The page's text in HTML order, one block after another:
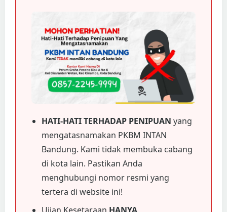
HATI-HATI TERHADAP PENIPUAN yang
mengatasnamakan PKBM INTAN
Bandung. Kami tidak membuka cabang
di kota lain. Pastikan Anda
menghubungi nomor resmi yang
tertera di website ini!